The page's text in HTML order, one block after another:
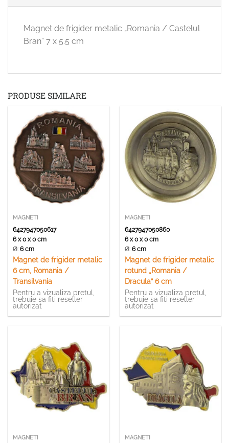
Magnet de frigider metalic „Romania / Castelul
Bran” 7 x 5.5 cm
PRODUSE SIMILARE
MAGNETI
6427947050617
6 x 0 x 0 cm
Ø:6 cm
Magnet de frigider metalic
6 cm, Romania /
Transilvania
Pentru a vizualiza pretul,
trebuie sa fiti reseller
autorizat
MAGNETI
6427947050860
6 x 0 x 0 cm
Ø:6 cm
Magnet de frigider metalic
rotund „Romania /
Dracula” 6 cm
Pentru a vizualiza pretul,
trebuie sa fiti reseller
autorizat
MAGNETI MAGNETI